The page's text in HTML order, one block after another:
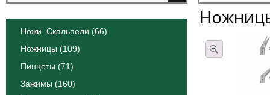
Ножи. Скальпели (66)
Ножницы (109)
Пинцеты (71)
Зажимы (160)